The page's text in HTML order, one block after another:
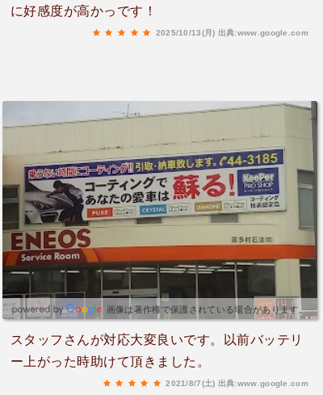
に好感度が高かっです！
2025/10/13(月) 出典:www.google.com
画像は著作権で保護されている場合があります。
スタッフさんが対応大変良いです。以前バッテリ
ー上がった時助けて頂きました。
2021/8/7(土) 出典:www.google.com